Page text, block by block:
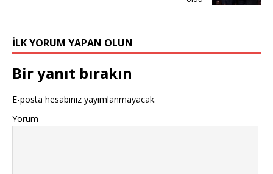
İLK YORUM YAPAN OLUN
Bir yanıt bırakın
E-posta hesabınız yayımlanmayacak.
Yorum